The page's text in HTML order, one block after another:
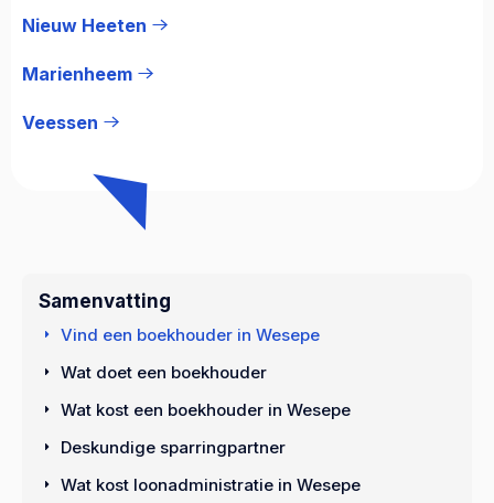
Nieuw Heeten
Marienheem
Veessen
Samenvatting
Vind een boekhouder in Wesepe
Wat doet een boekhouder
Wat kost een boekhouder in Wesepe
Deskundige sparringpartner
Wat kost loonadministratie in Wesepe